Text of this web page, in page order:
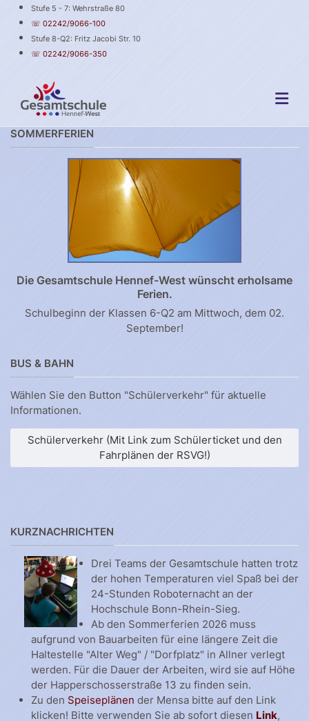
Stufe 5 - 7: Wehrstraße 80
☏ 02242/9066-100
Stufe 8-Q2: Fritz Jacobi Str. 10
☏ 02242/9066-350
SOMMERFERIEN
Die Gesamtschule Hennef-West wünscht erholsame
Ferien.
Schulbeginn der Klassen 6-Q2 am Mittwoch, dem 02.
September!
BUS & BAHN
Wählen Sie den Button "Schülerverkehr" für aktuelle
Informationen.
Schülerverkehr (Mit Link zum Schülerticket und den
Fahrplänen der RSVG!)
KURZNACHRICHTEN
Drei Teams der Gesamtschule hatten trotz
der hohen Temperaturen viel Spaß bei der
24-Stunden Roboternacht an der
Hochschule Bonn-Rhein-Sieg.
Ab den Sommerferien 2026 muss
aufgrund von Bauarbeiten für eine längere Zeit die
Haltestelle "Alter Weg" / "Dorfplatz" in Allner verlegt
werden. Für die Dauer der Arbeiten, wird sie auf Höhe
der Happerschosserstraße 13 zu finden sein.
Zu den Speiseplänen der Mensa bitte auf den Link
klicken! Bitte verwenden Sie ab sofort diesen Link,